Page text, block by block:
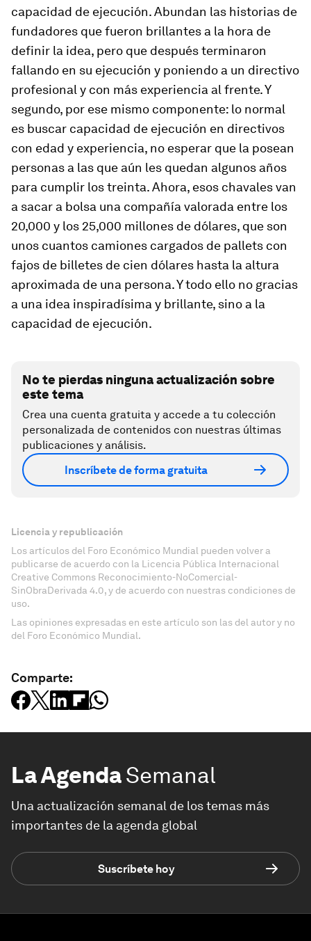
capacidad de ejecución. Abundan las historias de
fundadores que fueron brillantes a la hora de
definir la idea, pero que después terminaron
fallando en su ejecución y poniendo a un directivo
profesional y con más experiencia al frente. Y
segundo, por ese mismo componente: lo normal
es buscar capacidad de ejecución en directivos
con edad y experiencia, no esperar que la posean
personas a las que aún les quedan algunos años
para cumplir los treinta. Ahora, esos chavales van
a sacar a bolsa una compañía valorada entre los
20,000 y los 25,000 millones de dólares, que son
unos cuantos camiones cargados de pallets con
fajos de billetes de cien dólares hasta la altura
aproximada de una persona. Y todo ello no gracias
a una idea inspiradísima y brillante, sino a la
capacidad de ejecución.
No te pierdas ninguna actualización sobre
este tema
Crea una cuenta gratuita y accede a tu colección
personalizada de contenidos con nuestras últimas
publicaciones y análisis.
Inscríbete de forma gratuita
Licencia y republicación
Los artículos del Foro Económico Mundial pueden volver a
publicarse de acuerdo con la Licencia Pública Internacional
Creative Commons Reconocimiento-NoComercial-
SinObraDerivada 4.0, y de acuerdo con nuestras condiciones de
uso.
Las opiniones expresadas en este artículo son las del autor y no
del Foro Económico Mundial.
Comparte:
La AgendaSemanal
Una actualización semanal de los temas más
importantes de la agenda global
Suscríbete hoy